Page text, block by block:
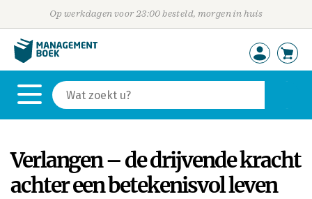
Op werkdagen voor 23:00 besteld, morgen in huis
Verlangen – de drijvende kracht
achter een betekenisvol leven